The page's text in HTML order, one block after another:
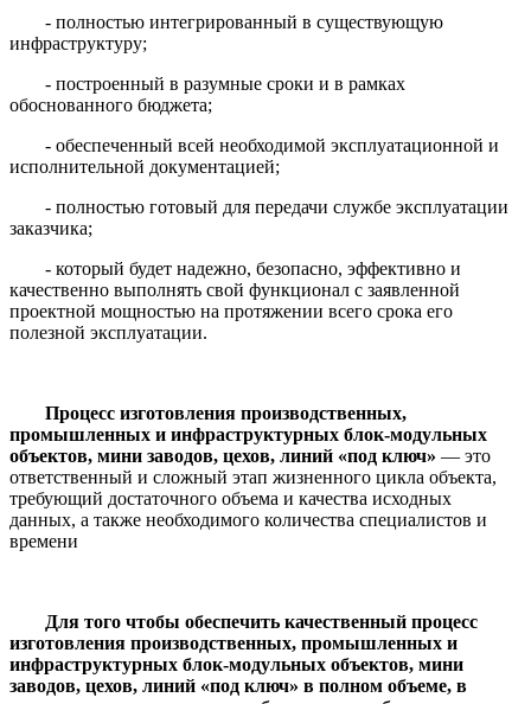
- полностью интегрированный в существующую
инфраструктуру;
- построенный в разумные сроки и в рамках
обоснованного бюджета;
- обеспеченный всей необходимой эксплуатационной и
исполнительной документацией;
- полностью готовый для передачи службе эксплуатации
заказчика;
- который будет надежно, безопасно, эффективно и
качественно выполнять свой функционал с заявленной
проектной мощностью на протяжении всего срока его
полезной эксплуатации.
Процесс изготовления производственных,
промышленных и инфраструктурных блок-модульных
объектов, мини заводов, цехов, линий «под ключ» — это
ответственный и сложный этап жизненного цикла объекта,
требующий достаточного объема и качества исходных
данных, а также необходимого количества специалистов и
времени
Для того чтобы обеспечить качественный процесс
изготовления производственных, промышленных и
инфраструктурных блок-модульных объектов, мини
заводов, цехов, линий «под ключ» в полном объеме, в